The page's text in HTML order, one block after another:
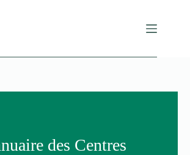
des Centres